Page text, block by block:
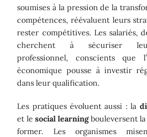
soumises à la pression de la
compétences, réévaluent leurs
rester compétitives. Les salariés,
cherchent à sécuriser
professionnel, conscients que
économique pousse à investir
dans leur qualification.
Les pratiques évoluent aussi : la
et le social learningbouleversent la
former. Les organismes